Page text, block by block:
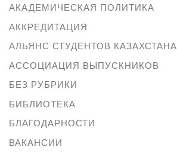
АКАДЕМИЧЕСКАЯ ПОЛИТИКА
АККРЕДИТАЦИЯ
АЛЬЯНС СТУДЕНТОВ КАЗАХСТАНА
АССОЦИАЦИЯ ВЫПУСКНИКОВ
БЕЗ РУБРИКИ
БИБЛИОТЕКА
БЛАГОДАРНОСТИ
ВАКАНСИИ